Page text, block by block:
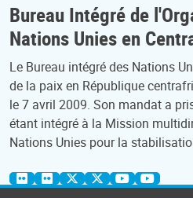
Bureau Intégré de
Nations Unies en
Le Bureau intégré des Nations
de la paix en République
le 7 avril 2009. Son mandat a
étant intégré à la Mission
Nations Unies pour la